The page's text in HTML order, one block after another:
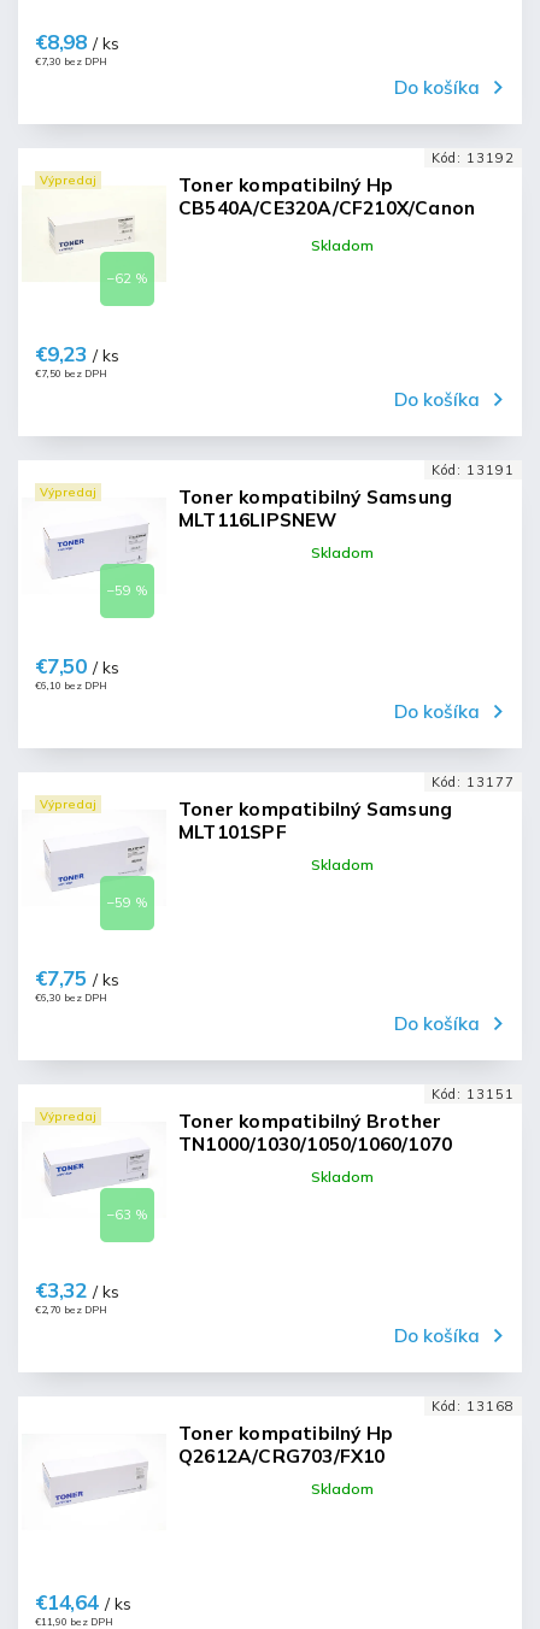
€7,30 bez DPH
€8,98 / ks
Do košíka
Výpredaj
–62 %
Toner kompatibilný Hp
CB540A/CE320A/CF210X/Canon
Skladom
€7,50 bez DPH
€9,23 / ks
Do košíka
Kód: 13192
Výpredaj
–59 %
Toner kompatibilný Samsung
MLT116LIPSNEW
Skladom
€6,10 bez DPH
€7,50 / ks
Do košíka
Kód: 13191
Výpredaj
–59 %
Toner kompatibilný Samsung
MLT101SPF
Skladom
€6,30 bez DPH
€7,75 / ks
Do košíka
Kód: 13177
Výpredaj
–63 %
Toner kompatibilný Brother
TN1000/1030/1050/1060/1070
Skladom
€2,70 bez DPH
€3,32 / ks
Do košíka
Kód: 13151
Toner kompatibilný Hp
Q2612A/CRG703/FX10
Skladom
€11,90 bez DPH
€14,64 / ks
Kód: 13168